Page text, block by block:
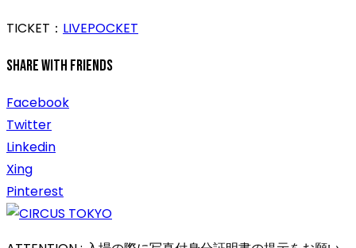
TICKET： LIVEPOCKET
Share With Friends
Facebook
Twitter
Linkedin
Xing
Pinterest